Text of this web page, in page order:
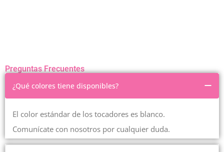
Preguntas Frecuentes
¿Qué colores tiene disponibles?
El color estándar de los tocadores es blanco.
Comunícate con nosotros por cualquier duda.